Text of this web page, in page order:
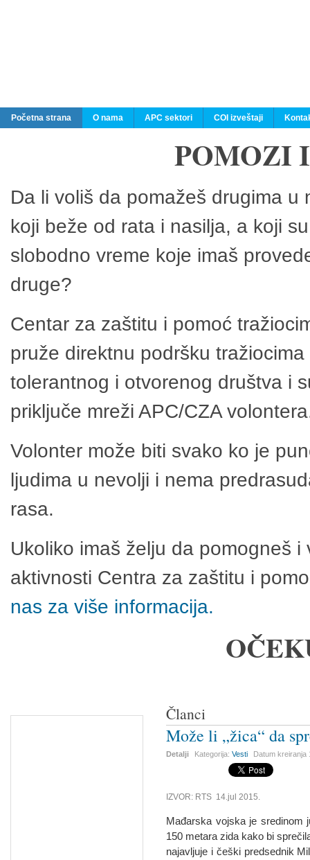
Početna strana O nama APC sektori COI izveštaji
POMOZI
Da li voliš da pomažeš drugima
koji beže od rata i nasilja, a koji
slobodno vreme koje imaš
druge?
Centar za zaštitu i pomoć
pruže direktnu podršku
tolerantnog i otvorenog društva i
priključe mreži APC/CZA
Volonter može biti svako ko je
ljudima u nevolji i nema
rasa.
Ukoliko imaš želju da pomogneš
aktivnosti Centra za zaštitu i
nas za više informacija.
Članci
Može li „žica“ da
Detalji Kategorija:Vesti Datum kreiranja
IZVOR: RTS 14.jul 2015.
Mađarska vojska je sredinom
150 metara zida kako bi
najavljuje i češki predsednik